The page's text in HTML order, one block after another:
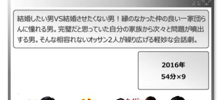
たくない男!縁のなかった仲の良い一家団らんに憧れる男。完璧だと思って
いた自分の家族から次々と問題が噴出する男。そんな相容れないオッサン
2人が繰り広げる軽妙な会話劇。